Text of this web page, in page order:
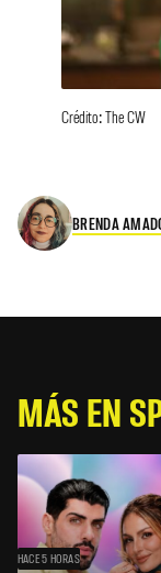
Crédito: The CW
BRENDA
MÁS EN
HACE 5 HORAS